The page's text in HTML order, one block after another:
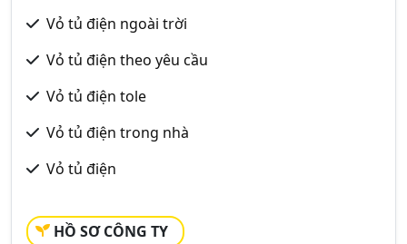
Vỏ tủ điện ngoài trời
Vỏ tủ điện theo yêu cầu
Vỏ tủ điện tole
Vỏ tủ điện trong nhà
Vỏ tủ điện
HỒ SƠ CÔNG TY